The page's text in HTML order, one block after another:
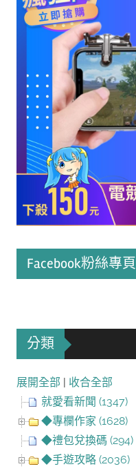
Facebook粉絲專頁
分類
展開全部 | 收合全部
就愛看新聞 (1347)
◆專欄作家 (1628)
◆禮包兌換碼 (294)
◆手遊攻略 (2036)